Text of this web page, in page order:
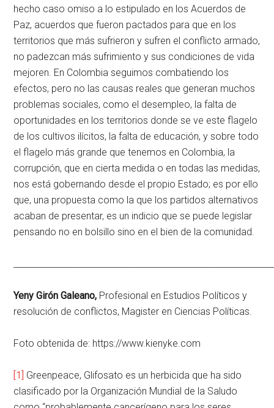
hecho caso omiso a lo estipulado en los Acuerdos de
Paz, acuerdos que fueron pactados para que en los
territorios que más sufrieron y sufren el conflicto armado,
no padezcan más sufrimiento y sus condiciones de vida
mejoren. En Colombia seguimos combatiendo los
efectos, pero no las causas reales que generan muchos
problemas sociales, como el desempleo, la falta de
oportunidades en los territorios donde se ve este flagelo
de los cultivos ilícitos, la falta de educación, y sobre todo
el flagelo más grande que tenemos en Colombia, la
corrupción, que en cierta medida o en todas las medidas,
nos está gobernando desde el propio Estado; es por ello
que, una propuesta como la que los partidos alternativos
acaban de presentar, es un indicio que se puede legislar
pensando no en bolsillo sino en el bien de la comunidad.
Yeny Girón Galeano, Profesional en Estudios Políticos y
resolución de conflictos, Magister en Ciencias Políticas.
Foto obtenida de: https://www.kienyke.com
[1]
Greenpeace, Glifosato es un herbicida que ha sido
clasificado por la Organización Mundial de la Saludo